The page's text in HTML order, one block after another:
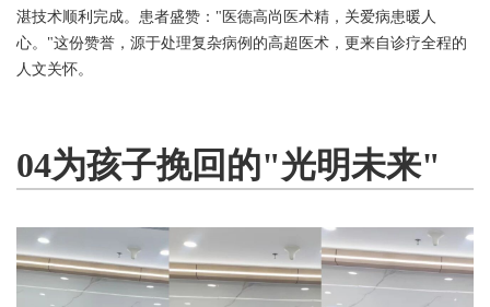
湛技术顺利完成。患者盛赞："医德高尚医术精，关爱病患暖人
心。"这份赞誉，源于处理复杂病例的高超医术，更来自诊疗全程的
人文关怀。
04为孩子挽回的"光明未来"